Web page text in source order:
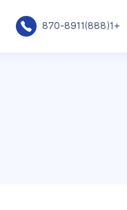
+1(888)870-8911